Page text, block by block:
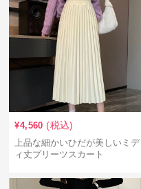
¥4,560 (税込)
上品な細かいひだが美しいミデ
ィ丈プリーツスカート